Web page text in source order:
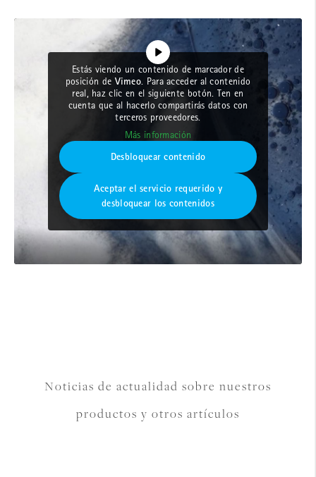
Estás viendo un contenido de marcador de
posición deVimeo . Para acceder al contenido
real, haz clic en el siguiente botón. Ten en
cuenta que al hacerlo compartirás datos con
terceros proveedores.
Más información
Desbloquear contenido
Aceptar el servicio requerido y
desbloquear los contenidos
Noticias de actualidad sobre nuestros
productos y otros artículos